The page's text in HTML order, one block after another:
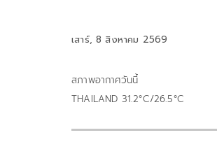
เสาร์, 8 สิงหาคม 2569
สภาพอากาศวันนี้
THAILAND 31.2°C/26.5°C